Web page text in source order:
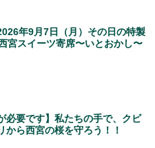
年9月7日（月）その日の特製
宮スイーツ寄席〜いとおかし〜
必要です】私たちの手で、クビ
から西宮の桜を守ろう！！